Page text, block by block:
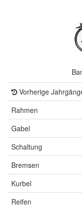
Vorherige
Rahmen
Gabel
Schaltung
Bremsen
Kurbel
Reifen